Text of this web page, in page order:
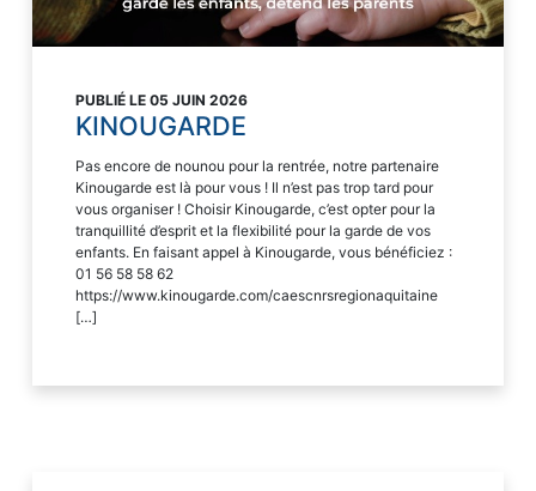
PUBLIÉ LE 05 JUIN 2026
KINOUGARDE
Pas encore de nounou pour la rentrée, notre partenaire
Kinougarde est là pour vous ! Il n’est pas trop tard pour
vous organiser ! Choisir Kinougarde, c’est opter pour la
tranquillité d’esprit et la flexibilité pour la garde de vos
enfants. En faisant appel à Kinougarde, vous bénéficiez :
01 56 58 58 62
https://www.kinougarde.com/caescnrsregionaquitaine
[…]